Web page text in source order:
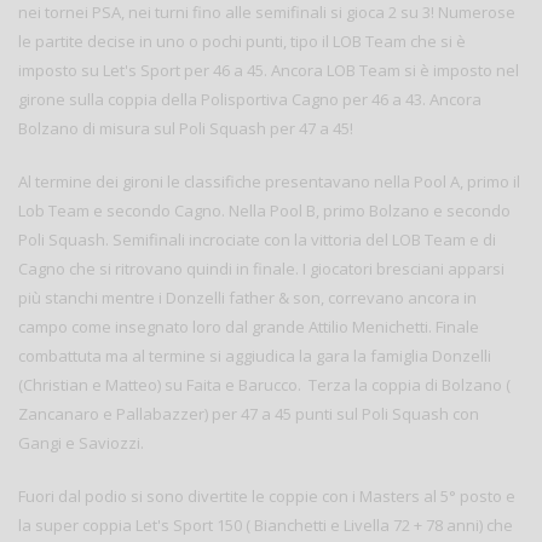
nei tornei PSA, nei turni fino alle semifinali si gioca 2 su 3! Numerose
le partite decise in uno o pochi punti, tipo il LOB Team che si è
imposto su Let's Sport per 46 a 45. Ancora LOB Team si è imposto nel
girone sulla coppia della Polisportiva Cagno per 46 a 43. Ancora
Bolzano di misura sul Poli Squash per 47 a 45!
Al termine dei gironi le classifiche presentavano nella Pool A, primo il
Lob Team e secondo Cagno. Nella Pool B, primo Bolzano e secondo
Poli Squash. Semifinali incrociate con la vittoria del LOB Team e di
Cagno che si ritrovano quindi in finale. I giocatori bresciani apparsi
più stanchi mentre i Donzelli father & son, correvano ancora in
campo come insegnato loro dal grande Attilio Menichetti. Finale
combattuta ma al termine si aggiudica la gara la famiglia Donzelli
(Christian e Matteo) su Faita e Barucco. Terza la coppia di Bolzano (
Zancanaro e Pallabazzer) per 47 a 45 punti sul Poli Squash con
Gangi e Saviozzi.
Fuori dal podio si sono divertite le coppie con i Masters al 5° posto e
la super coppia Let's Sport 150 ( Bianchetti e Livella 72 + 78 anni) che